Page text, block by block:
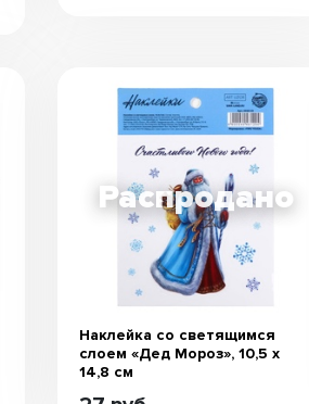
Наклейка со светящимся
слоем «Дед Мороз», 10,5 х
14,8 см